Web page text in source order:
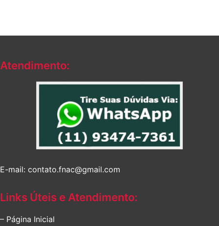
Atendimento:
E-mail: contato.fnac@gmail.com
Links Úteis e Atendimento:
– Página Inicial